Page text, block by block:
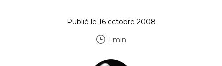
Publié le 16 octobre 2008
1 min